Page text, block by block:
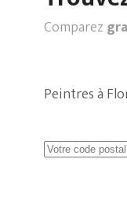
Comparez
Peintres à